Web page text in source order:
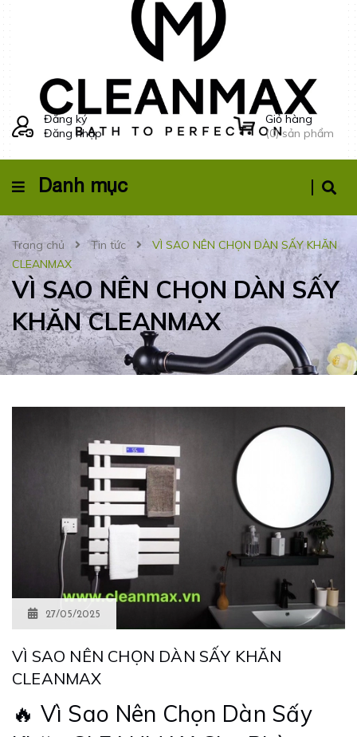
Đăng ký
Đăng nhập
Giỏ hàng
(0) sản phẩm
Danh mục
Trang chủ Tin tức
VÌ SAO NÊN CHỌN DÀN SẤY KHĂN
CLEANMAX
VÌ SAO NÊN CHỌN DÀN SẤY
KHĂN CLEANMAX
27/05/2025
VÌ SAO NÊN CHỌN DÀN SẤY KHĂN
CLEANMAX
🔥 Vì Sao Nên Chọn Dàn Sấy